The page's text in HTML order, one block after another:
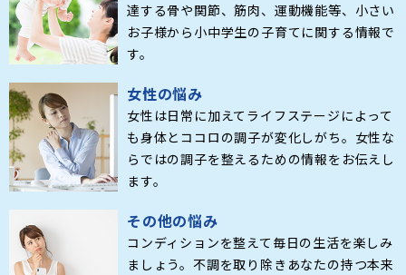
達する骨や関節、筋肉、運動機能等、小さい
お子様から小中学生の子育てに関する情報で
す。
女性の悩み
女性は日常に加えてライフステージによって
も身体とココロの調子が変化しがち。女性な
らではの調子を整えるための情報をお伝えし
ます。
その他の悩み
コンディションを整えて毎日の生活を楽しみ
ましょう。不調を取り除きあなたの持つ本来